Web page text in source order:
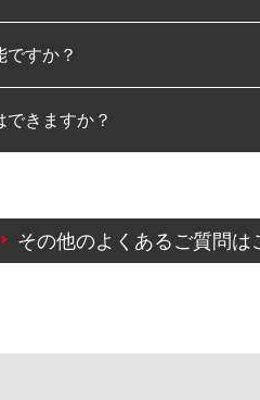
す。
すか？
きますか？
約のキャンセルをご希望の際
その他のよくあるご質問は